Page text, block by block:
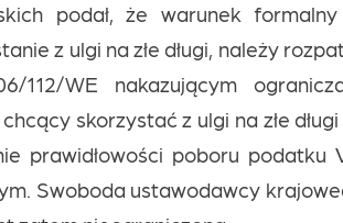
podał, że warunek
z ulgi na złe długi, należy
112/WE nakazującym
skorzystać z ulgi na złe
prawidłowości poboru podatku
Swoboda ustawodawcy